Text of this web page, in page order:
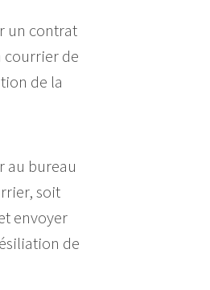
un contrat
courrier de
de la
au bureau
soit
envoyer
de